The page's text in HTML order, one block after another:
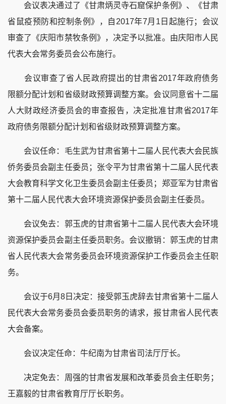
会议表决通过了《甘肃炳灵寺石窟保护条例》、《甘肃
省鼠疫预防和控制条例》，自2017年7月1日起施行；会议
审查了《庆阳市禁牧条例》，决定予以批准。由庆阳市人民
代表大会常务委员会公布施行。
会议审查了省人民政府提出的甘肃省2017年政府债务
限额分配计划和省级财政预算调整方案。会议同意省十二届
人大财政经济委员会的审查报告，决定批准甘肃省2017年
政府债务限额分配计划和省级财政预算调整方案。
会议任命：毛生武为甘肃省第十二届人民代表大会民族
侨务委员会副主任委员；张令平为甘肃省第十二届人民代表
大会教育科学文化卫生委员会副主任委员；郑亚军为甘肃省
第十二届人民代表大会环境资源保护委员会副主任委员。
会议免去：郭玉虎的甘肃省第十二届人民代表大会环境
资源保护委员会副主任委员职务。会议撤销：郭玉虎的甘肃
省人民代表大会常务委员会环境资源保护工作委员会主任职
务。
会议于6月8日决定：接受郭玉虎辞去甘肃省第十二届人
民代表大会常务委员会委员职务的请求，报甘肃省人民代表
大会备案。
会议决定任命：牛纪南为甘肃省司法厅厅长。
决定免去：周强的甘肃省发展和改革委员会主任职务；
王嘉毅的甘肃省教育厅厅长职务。